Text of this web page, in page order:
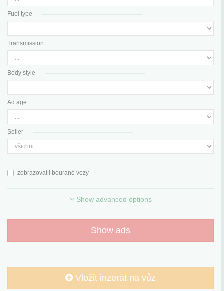
Fuel type
Transmission
Body style
Ad age
Seller
zobrazovat i bourané vozy
Show advanced options
Show ads
Vložit inzerát na vůz